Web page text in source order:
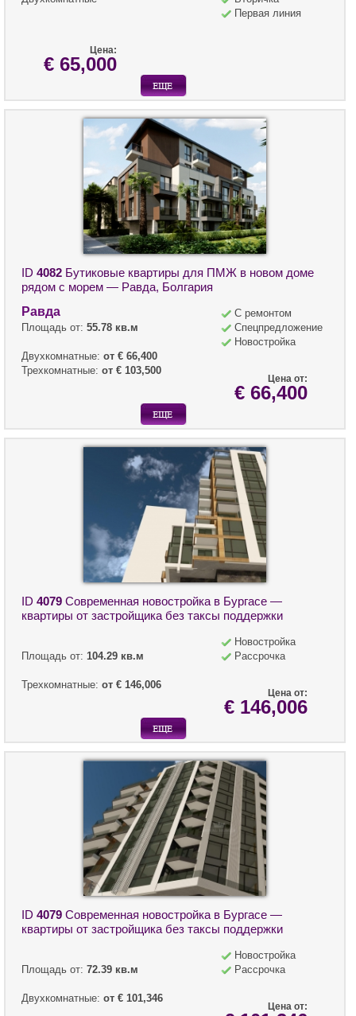
Первая линия
Цена:
€ 65,000
ID 4082 Бутиковые квартиры для ПМЖ в новом доме
рядом с морем — Равда, Болгария
Равда
Площадь от: 55.78 кв.м
Двухкомнатные: от € 66,400
Трехкомнатные: от € 103,500
С ремонтом
Спецпредложение
Новостройка
Цена от:
€ 66,400
ID 4079 Современная новостройка в Бургасе —
квартиры от застройщика без таксы поддержки
Площадь от: 104.29 кв.м
Трехкомнатные: от € 146,006
Новостройка
Рассрочка
Цена от:
€ 146,006
ID 4079 Современная новостройка в Бургасе —
квартиры от застройщика без таксы поддержки
Площадь от: 72.39 кв.м
Двухкомнатные: от € 101,346
Новостройка
Рассрочка
Цена от: